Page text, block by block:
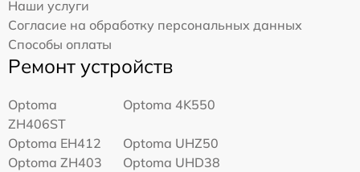
Наши услуги
Согласие на обработку персональных данных
Способы оплаты
Ремонт устройств
Optoma
ZH406ST
Optoma 4K550
Optoma EH412
Optoma UHZ50
Optoma ZH403
Optoma UHD38